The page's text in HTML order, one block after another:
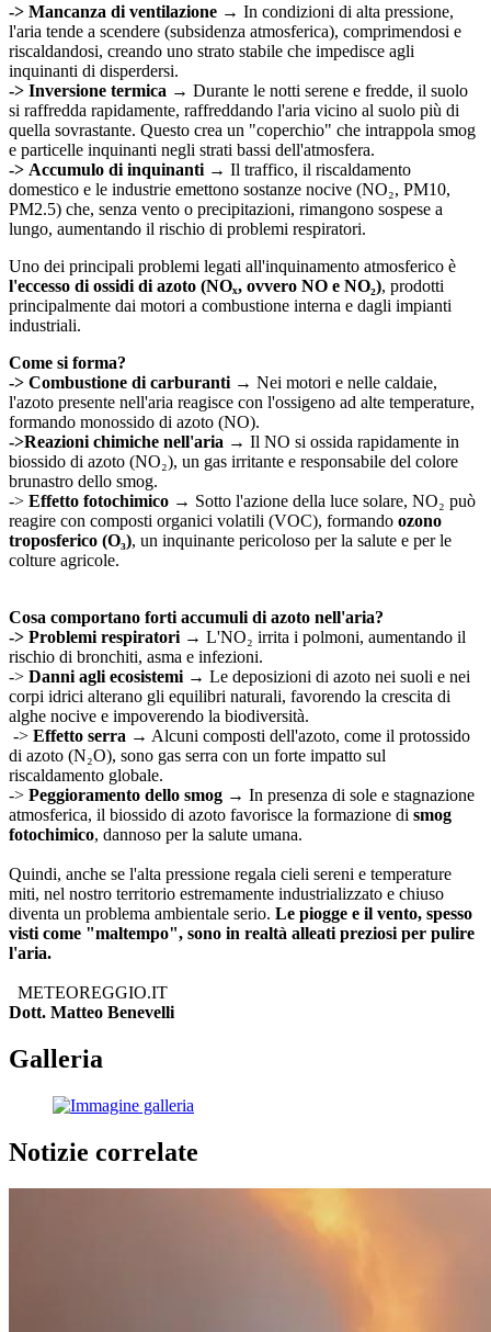
-> Mancanza di ventilazione → In condizioni di alta pressione,
l'aria tende a scendere (subsidenza atmosferica), comprimendosi e
riscaldandosi, creando uno strato stabile che impedisce agli
inquinanti di disperdersi.
-> Inversione termica → Durante le notti serene e fredde, il suolo
si raffredda rapidamente, raffreddando l'aria vicino al suolo più di
quella sovrastante. Questo crea un "coperchio" che intrappola smog
e particelle inquinanti negli strati bassi dell'atmosfera.
-> Accumulo di inquinanti → Il traffico, il riscaldamento
domestico e le industrie emettono sostanze nocive (NO₂, PM10,
PM2.5) che, senza vento o precipitazioni, rimangono sospese a
lungo, aumentando il rischio di problemi respiratori.
Uno dei principali problemi legati all'inquinamento atmosferico è
l'eccesso di ossidi di azoto (NOₓ, ovvero NO e NO₂), prodotti
principalmente dai motori a combustione interna e dagli impianti
industriali.
Come si forma?
-> Combustione di carburanti → Nei motori e nelle caldaie,
l'azoto presente nell'aria reagisce con l'ossigeno ad alte temperature,
formando monossido di azoto (NO).
->Reazioni chimiche nell'aria → Il NO si ossida rapidamente in
biossido di azoto (NO₂), un gas irritante e responsabile del colore
brunastro dello smog.
-> Effetto fotochimico → Sotto l'azione della luce solare, NO₂ può
reagire con composti organici volatili (VOC), formando ozono
troposferico (O₃), un inquinante pericoloso per la salute e per le
colture agricole.
Cosa comportano forti accumuli di azoto nell'aria?
-> Problemi respiratori → L'NO₂ irrita i polmoni, aumentando il
rischio di bronchiti, asma e infezioni.
-> Danni agli ecosistemi → Le deposizioni di azoto nei suoli e nei
corpi idrici alterano gli equilibri naturali, favorendo la crescita di
alghe nocive e impoverendo la biodiversità.
-> Effetto serra → Alcuni composti dell'azoto, come il protossido
di azoto (N₂O), sono gas serra con un forte impatto sul
riscaldamento globale.
-> Peggioramento dello smog → In presenza di sole e stagnazione
atmosferica, il biossido di azoto favorisce la formazione di smog
fotochimico, dannoso per la salute umana.
Quindi, anche se l'alta pressione regala cieli sereni e temperature
miti, nel nostro territorio estremamente industrializzato e chiuso
diventa un problema ambientale serio. Le piogge e il vento, spesso
visti come "maltempo", sono in realtà alleati preziosi per pulire
l'aria.
METEOREGGIO.IT
Dott. Matteo Benevelli
Galleria
Notizie correlate